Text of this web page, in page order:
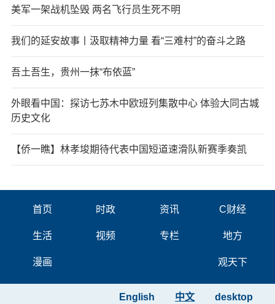
美军一架战机坠毁 两名飞行员生死不明
我们的延安故事丨汲取精神力量 看“三难村”的奋斗之路
吾土吾生，贵州一抹“布依蓝”
外眼看中国：探访七苏木中欧班列集散中心 体验大同古城
历史文化
【侨一瞧】林孝埈期待代表中国短道速滑队新赛季奏凯
首页 时政 资讯 C财经
生活 视频 专栏 地方
漫画 观天下
desktop
中文
English